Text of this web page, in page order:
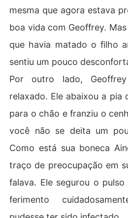
mesma que agora estava
boa vida com Geoffrey.
que havia matado o filho
sentiu um pouco
Por outro lado,
relaxado. Ele abaixou a pia
para o chão e franziu o
você não se deita um
Como está sua boneca
traço de preocupação em
falava. Ele segurou o
ferimento